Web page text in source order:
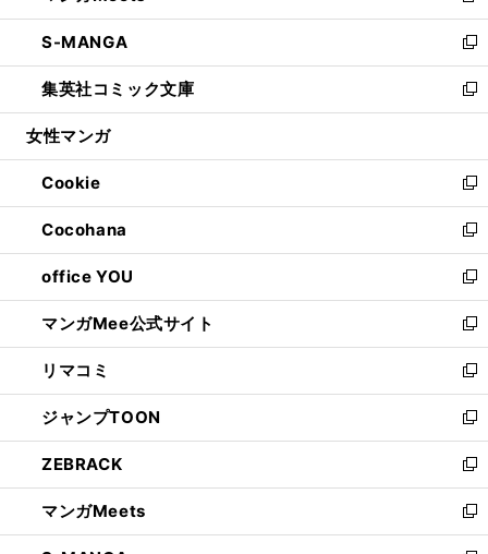
開
く
ウ
で
開
く
ン
ド
ウ
で
開
ウ
ィ
ン
ド
ウ
開
く
し
い
ウ
ィ
ン
ウ
で
開
く
S-MANGA
新
し
い
ウ
ン
ド
ウ
で
開
く
集英社コミック文庫
新
し
ウ
ィ
ン
ド
ウ
で
開
く
女性マンガ
Cookie
新
し
い
ウ
ィ
ン
ド
ウ
で
開
く
Cocohana
新
し
い
ウ
ィ
ン
ド
ウ
で
開
く
office YOU
新
し
い
ウ
ィ
ン
ド
ウ
で
開
く
マンガMee公式サイト
新
し
い
ウ
ィ
ン
ド
ウ
で
開
リマコミ
新
し
い
ウ
ィ
ン
ド
ウ
ジャンプTOON
新
し
い
ウ
ィ
ン
ZEBRACK
新
し
い
ウ
マンガMeets
新
し